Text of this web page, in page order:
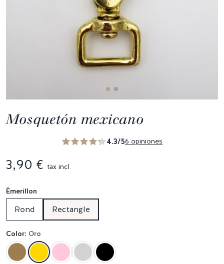
Mosquetón mexicano
4.3/56 opiniones
3,90 € tax incl.
Émerillon
Rond Rectangle
Color: Oro